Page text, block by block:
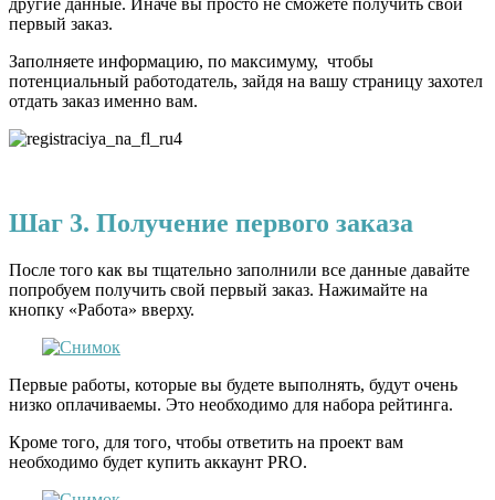
другие данные. Иначе вы просто не сможете получить свой
первый заказ.
Заполняете информацию, по максимуму, чтобы
потенциальный работодатель, зайдя на вашу страницу захотел
отдать заказ именно вам.
Шаг 3. Получение первого заказа
После того как вы тщательно заполнили все данные давайте
попробуем получить свой первый заказ. Нажимайте на
кнопку «Работа» вверху.
Первые работы, которые вы будете выполнять, будут очень
низко оплачиваемы. Это необходимо для набора рейтинга.
Кроме того, для того, чтобы ответить на проект вам
необходимо будет купить аккаунт PRO.